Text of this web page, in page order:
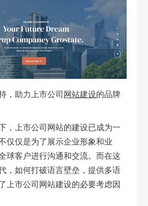
，助力上市公司网站建设的品牌
，上市公司网站的建设已成为一
仅仅是为了展示企业形象和业
球客户进行沟通和交流。而在这
，如何打破语言壁垒，提供多语
上市公司网站建设的必要考虑因